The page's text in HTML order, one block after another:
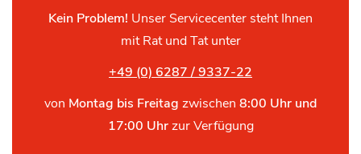
Kein Problem! Unser Servicecenter steht Ihnen
mit Rat und Tat unter
+49 (0) 6287 / 9337-22
von Montag bis Freitag zwischen 8:00 Uhr und
17:00 Uhrzur Verfügung